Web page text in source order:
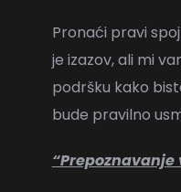
Pronaći pravi
je izazov, ali mi
podršku kako
bude pravilno